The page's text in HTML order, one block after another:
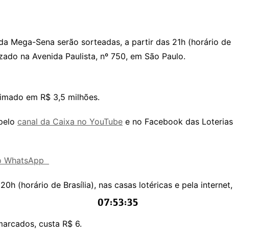
07:53:35
Mega-Sena serão sorteadas, a partir das 21h (horário de
na Avenida Paulista, nº 750, em São Paulo.
em R$ 3,5 milhões.
canal da Caixa no YouTube e no Facebook das Loterias
WhatsApp
(horário de Brasília), nas casas lotéricas e pela internet,
custa R$ 6.